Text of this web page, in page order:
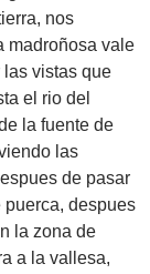
nos
madroñosa vale
las vistas que
el rio del
la fuente de
las
de pasar
despues
la zona de
a la vallesa,